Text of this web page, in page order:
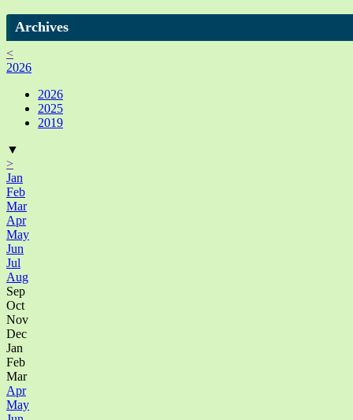
Archives
<
2026
2026
2025
2019
▼
>
Jan
Feb
Mar
Apr
May
Jun
Jul
Aug
Sep
Oct
Nov
Dec
Jan
Feb
Mar
Apr
May